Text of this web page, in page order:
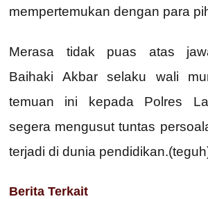
mempertemukan dengan para
Merasa tidak puas atas
Baihaki Akbar selaku wali
temuan ini kepada Polres
segera mengusut tuntas
terjadi di dunia
Berita Terkait